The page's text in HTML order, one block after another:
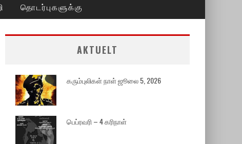
தொடர்புகளுக்கு
AKTUELT
கரும்புலிகள் நாள் ஜூலை 5, 2026
பெப்ரவரி – 4 கரிநாள்